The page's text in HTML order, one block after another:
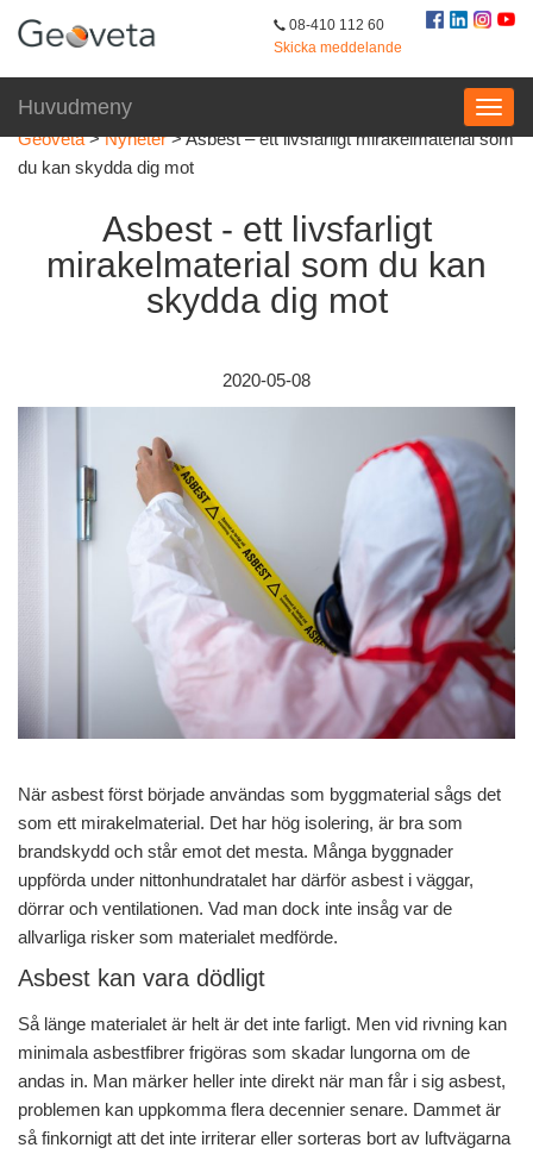
08-410 112 60
Skicka meddelande
Huvudmeny
Geoveta>Nyheter>Asbest – ett livsfarligt mirakelmaterial som
du kan skydda dig mot
Asbest - ett livsfarligt
mirakelmaterial som du kan
skydda dig mot
2020-05-08
När asbest först började användas som byggmaterial sågs det
som ett mirakelmaterial. Det har hög isolering, är bra som
brandskydd och står emot det mesta. Många byggnader
uppförda under nittonhundratalet har därför asbest i väggar,
dörrar och ventilationen. Vad man dock inte insåg var de
allvarliga risker som materialet medförde.
Asbest kan vara dödligt
Så länge materialet är helt är det inte farligt. Men vid rivning kan
minimala asbestfibrer frigöras som skadar lungorna om de
andas in. Man märker heller inte direkt när man får i sig asbest,
problemen kan uppkomma flera decennier senare. Dammet är
så finkornigt att det inte irriterar eller sorteras bort av luftvägarna